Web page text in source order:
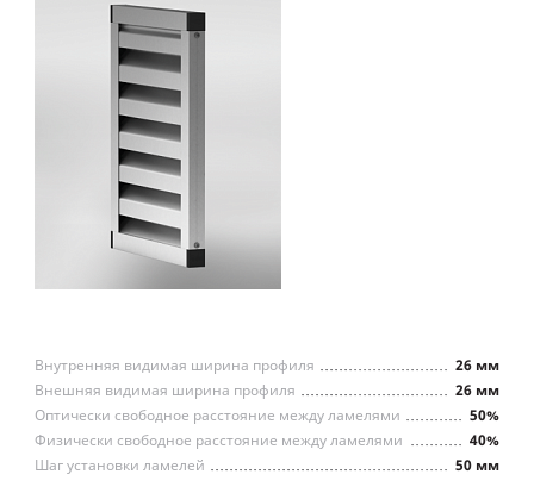
26 мм
Внутренняя видимая ширина профиля
26 мм
Внешняя видимая ширина профиля
50%
Оптически свободное расстояние между ламелями
40%
Физически свободное расстояние между ламелями
50 мм
Шаг установки ламелей